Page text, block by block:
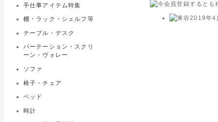
手仕事アイテム特集
棚・ラック・シェルフ等
テーブル・デスク
パーテーション・スクリ
ーン・ヴォレー
ソファ
椅子・チェア
ベッド
時計